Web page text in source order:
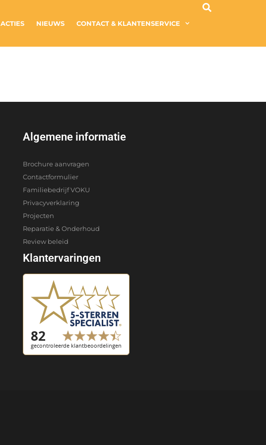
ACTIES NIEUWS CONTACT & KLANTENSERVICE
Algemene informatie
Brochure aanvragen
Contactformulier
Familiebedrijf VOKU
Privacyverklaring
Projecten
Reparatie & Onderhoud
Review beleid
Klantervaringen